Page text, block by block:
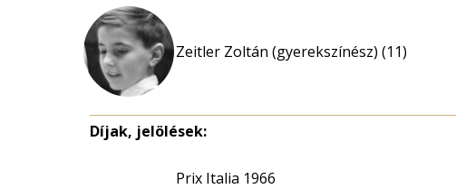
Zeitler Zoltán (gyerekszínész) (11)
Díjak, jelölések:
Prix Italia 1966